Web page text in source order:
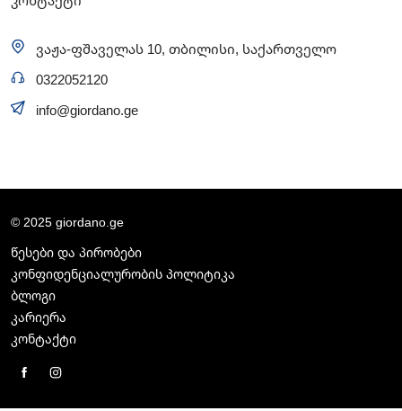
ვაჟა-ფშაველას 10, თბილისი, საქართველო
0322052120
info@giordano.ge
© 2025 giordano.ge
წესები და პირობები
კონფიდენციალურობის პოლიტიკა
ბლოგი
კარიერა
კონტაქტი